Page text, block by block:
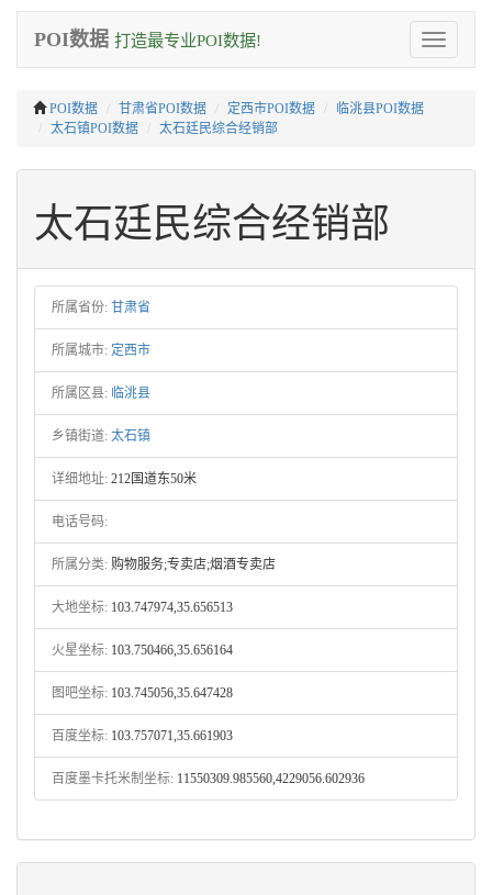
Toggle
navigation
POI数据 打造最专业POI数据!
POI数据 甘肃省POI数据 定西市POI数据
临洮县POI数据
太石镇POI数据
太石廷民综合经销部
太石廷民综合经销部
所属省份: 甘肃省
所属城市: 定西市
所属区县: 临洮县
乡镇街道: 太石镇
详细地址: 212国道东50米
电话号码:
所属分类: 购物服务;专卖店;烟酒专卖店
大地坐标: 103.747974,35.656513
火星坐标: 103.750466,35.656164
图吧坐标: 103.745056,35.647428
百度坐标: 103.757071,35.661903
百度墨卡托米制坐标: 11550309.985560,4229056.602936